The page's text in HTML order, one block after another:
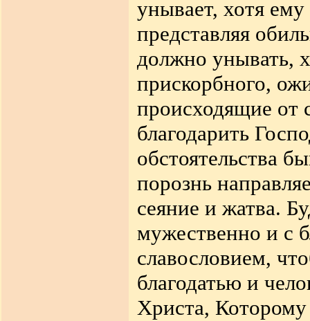
унывает, хотя
представляя
должно унывать,
прискорбного,
происходящие от
благодарить
обстоятельства
порознь
сеяние и жатва.
мужественно и с
славословием,
благодатью и
Христа, Которому